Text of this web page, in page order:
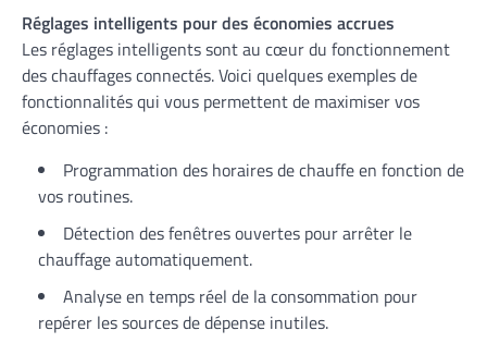
Réglages intelligents pour des économies accrues
Les réglages intelligents sont au cœur du fonctionnement
des chauffages connectés. Voici quelques exemples de
fonctionnalités qui vous permettent de maximiser vos
économies :
Programmation des horaires de chauffe en fonction de
vos routines.
Détection des fenêtres ouvertes pour arrêter le
chauffage automatiquement.
Analyse en temps réel de la consommation pour
repérer les sources de dépense inutiles.